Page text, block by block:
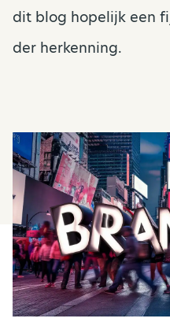
dit blog hopelijk een
der herkenning.